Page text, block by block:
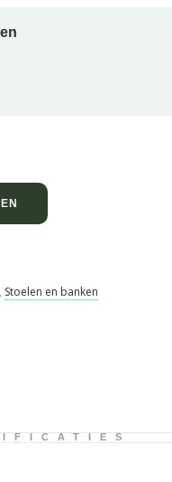
, Stoelen en banken